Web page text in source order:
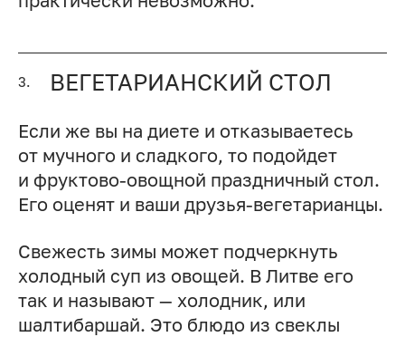
3. ВЕГЕТАРИАНСКИЙ СТОЛ
Если же вы на диете и отказываетесь
от мучного и сладкого, то подойдет
и фруктово-овощной праздничный стол.
Его оценят и ваши друзья-вегетарианцы.
Свежесть зимы может подчеркнуть
холодный суп из овощей. В Литве его
так и называют — холодник, или
шалтибаршай. Это блюдо из свеклы